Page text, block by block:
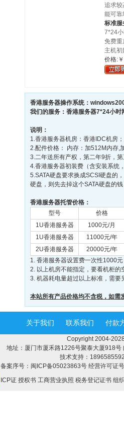
追求较
能可靠
标准服
7*24
免费重
主机
价格:￥
香港服务器操作系统：
我们的服务：香港服务器7*24小
说明：
1.香港服务器机房：香港IDC机房；
2.配件价格： 内存：加512M内存,
3.二年送所有产权，第二年9折，
4.香港服务器初装费（含安装系统
5.SATA硬盘要求换成SCSI硬盘的
硬盘，则先去掉这个SATA硬盘的
香港服务器托管价格：
型号
价格
1U香港服务器
1000元/月
1U香港服务器
11000元/年
2U香港服务器
20000元/年
1. 香港服务器设置费一次性1000
2. 以上机房不能指定，要看机柜的
3. 机器耗电量超过以上标准，需
本站所有产品价格均不含税，如需
关于我们 联系我们 付款
Copyright 2004-
地址：厦门市厦禾路1226号聚泰大厦918
技术支持：
备案序号：闽ICP备05023863号 经营许可证
ICP证 授权书 工商营业执照 税务登记证书 组